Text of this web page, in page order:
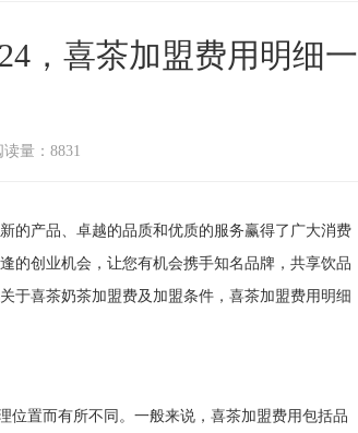
，喜茶加盟费用明细一
读量：8831
产品、卓越的品质和优质的服务赢得了广大消费
的创业机会，让您有机会携手知名品牌，共享饮品
于喜茶奶茶加盟费及加盟条件，喜茶加盟费用明细
置而有所不同。一般来说，喜茶加盟费用包括品